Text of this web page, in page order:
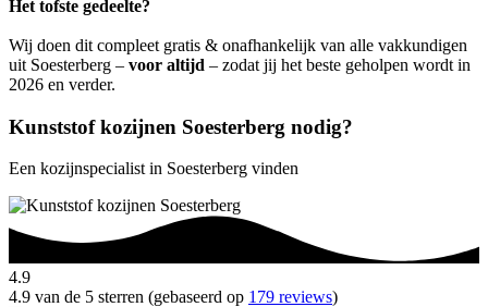
Het tofste gedeelte?
Wij doen dit compleet gratis & onafhankelijk van alle vakkundigen
uit Soesterberg – voor altijd – zodat jij het beste geholpen wordt in
2026 en verder.
Kunststof kozijnen Soesterberg nodig?
Een kozijnspecialist in Soesterberg vinden
4.9
4.9 van de 5 sterren (gebaseerd op 179 reviews)